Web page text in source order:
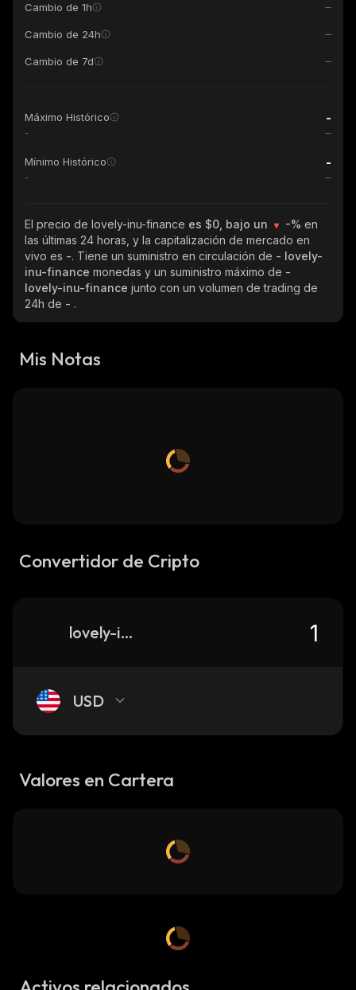
Cambio de 1h
Cambio de 24h
Cambio de 7d
Máximo Histórico -
-
Mínimo Histórico -
-
El precio de lovely-inu-finance es $0, bajo un -% en
las últimas 24 horas, y la capitalización de mercado en
vivo es -. Tiene un suministro en circulación de - lovely-
inu-finance monedas y un suministro máximo de -
lovely-inu-finance junto con un volumen de trading de
24h de - .
Mis Notas
Convertidor de Cripto
lovely-inu-finance
USD
Valores en Cartera